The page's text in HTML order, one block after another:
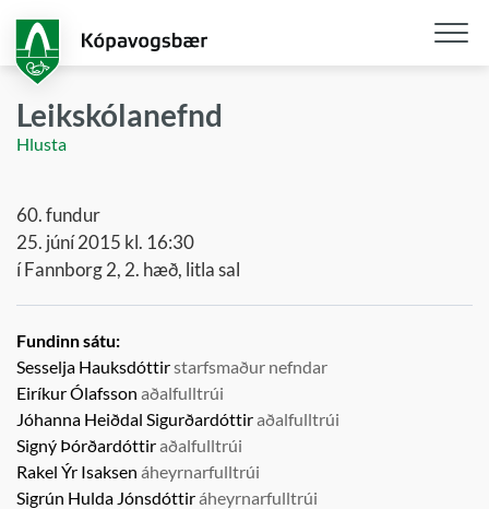
aðalefni
Leikskólanefnd
Hlusta
60. fundur
25. júní 2015 kl. 16:30
í Fannborg 2, 2. hæð, litla sal
Fundinn sátu:
Sesselja Hauksdóttirstarfsmaður nefndar
Eiríkur Ólafsson aðalfulltrúi
Jóhanna Heiðdal Sigurðardóttiraðalfulltrúi
Signý Þórðardóttiraðalfulltrúi
Rakel Ýr Isaksen áheyrnarfulltrúi
Sigrún Hulda Jónsdóttiráheyrnarfulltrúi
Opna